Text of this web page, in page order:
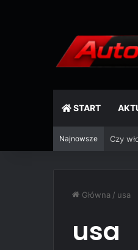
START
Najnowsze Czy
Główna / usa
usa